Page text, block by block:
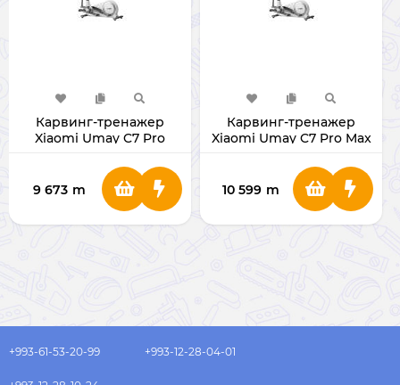
Карвинг-тренажер
Xiaomi Umay C7 Pro
9 673 m
Карвинг-тренажер
Xiaomi Umay C7 Pro Max
10 599 m
+993-61-53-20-99 +993-12-28-04-01